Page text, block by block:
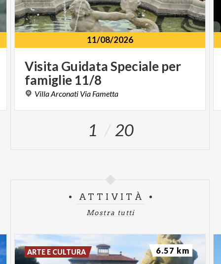
11/08/2026
Visita GuidataSpeciale per
famiglie 11/8
VillaArconati Via Fametta
1 20
ATTIVITÀ
Mostra tutti
ARTE E CULTURA 6.57 km